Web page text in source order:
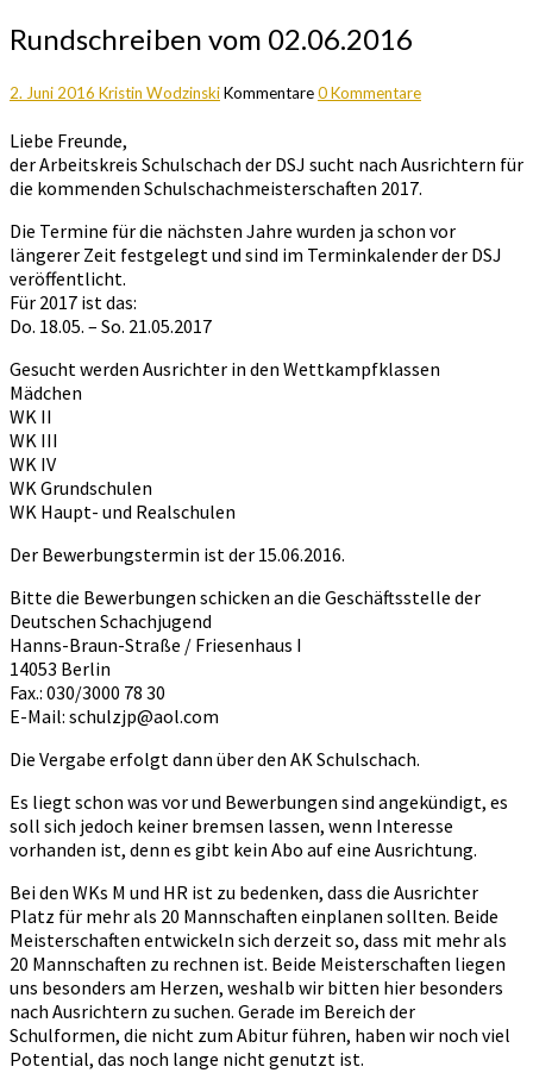
Rundschreiben vom 02.06.2016
2. Juni 2016 Kristin WodzinskiKommentare0 Kommentare
Liebe Freunde,
der Arbeitskreis Schulschach der DSJ sucht nach Ausrichtern für
die kommenden Schulschachmeisterschaften 2017.
Die Termine für die nächsten Jahre wurden ja schon vor
längerer Zeit festgelegt und sind im Terminkalender der DSJ
veröffentlicht.
Für 2017 ist das:
Do. 18.05. – So. 21.05.2017
Gesucht werden Ausrichter in den Wettkampfklassen
Mädchen
WK II
WK III
WK IV
WK Grundschulen
WK Haupt- und Realschulen
Der Bewerbungstermin ist der 15.06.2016.
Bitte die Bewerbungen schicken an die Geschäftsstelle der
Deutschen Schachjugend
Hanns-Braun-Straße / Friesenhaus I
14053 Berlin
Fax.: 030/3000 78 30
E-Mail: schulzjp@aol.com
Die Vergabe erfolgt dann über den AK Schulschach.
Es liegt schon was vor und Bewerbungen sind angekündigt, es
soll sich jedoch keiner bremsen lassen, wenn Interesse
vorhanden ist, denn es gibt kein Abo auf eine Ausrichtung.
Bei den WKs M und HR ist zu bedenken, dass die Ausrichter
Platz für mehr als 20 Mannschaften einplanen sollten. Beide
Meisterschaften entwickeln sich derzeit so, dass mit mehr als
20 Mannschaften zu rechnen ist. Beide Meisterschaften liegen
uns besonders am Herzen, weshalb wir bitten hier besonders
nach Ausrichtern zu suchen. Gerade im Bereich der
Schulformen, die nicht zum Abitur führen, haben wir noch viel
Potential, das noch lange nicht genutzt ist.